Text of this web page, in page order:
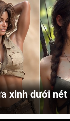
nét vẽ của